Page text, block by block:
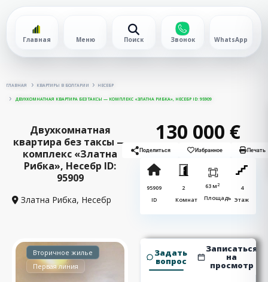
Главная Меню Поиск Звонок WhatsApp
ГЛАВНАЯ КВАРТИРЫ В БОЛГАРИИ НЕСЕБР
ДВУХКОМНАТНАЯ КВАРТИРА БЕЗ ТАКСЫ — КОМПЛЕКС «ЗЛАТНА РИБКА», НЕСЕБР ID: 95909
Двухкомнатная
квартира без таксы —
комплекс «Златна
Рибка», Несебр ID:
95909
Златна Рибка, Несебр
130 000 €
Поделиться Избранное Печать
95909
ID
2
Комнат
63 м2
Площадь
4
Этаж
Вторичное жилье
Первая линия
Задать
вопрос
Записаться
на
просмотр